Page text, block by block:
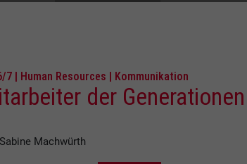
7 | Human Resources | Kommunikation
der
Machwürth